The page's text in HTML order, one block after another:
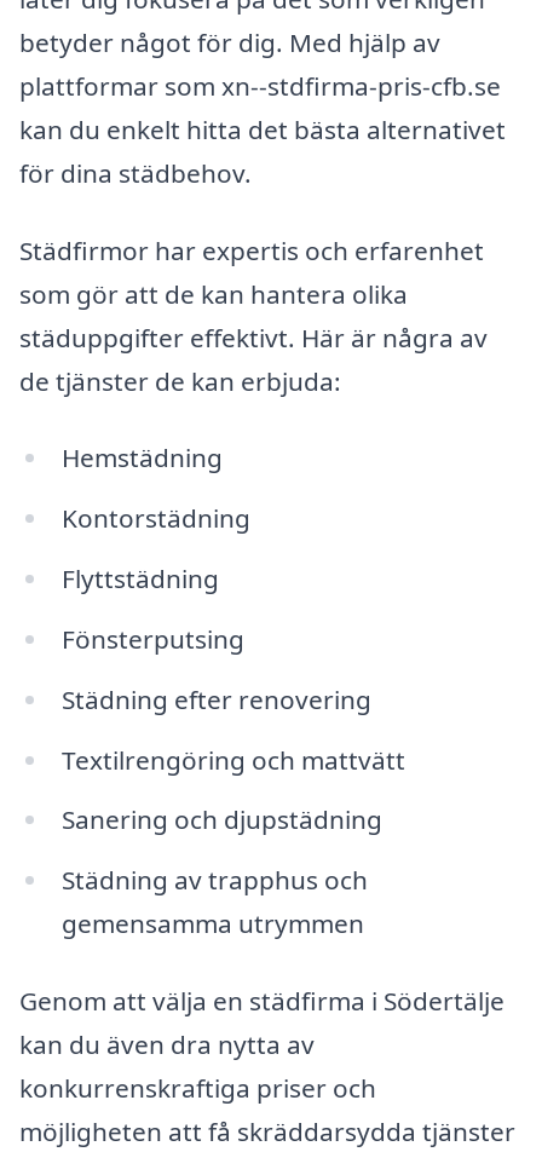
betyder något för dig. Med hjälp av
plattformar som xn--stdfirma-pris-cfb.se
kan du enkelt hitta det bästa alternativet
för dina städbehov.
Städfirmor har expertis och erfarenhet
som gör att de kan hantera olika
städuppgifter effektivt. Här är några av
de tjänster de kan erbjuda:
Hemstädning
Kontorstädning
Flyttstädning
Fönsterputsing
Städning efter renovering
Textilrengöring och mattvätt
Sanering och djupstädning
Städning av trapphus och
gemensamma utrymmen
Genom att välja en städfirma i Södertälje
kan du även dra nytta av
konkurrenskraftiga priser och
möjligheten att få skräddarsydda tjänster